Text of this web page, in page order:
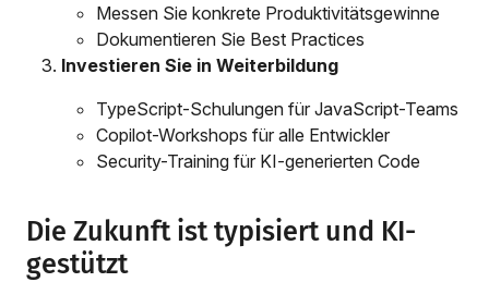
Messen Sie konkrete Produktivitätsgewinne
Dokumentieren Sie Best Practices
Investieren Sie in Weiterbildung
TypeScript-Schulungen für JavaScript-Teams
Copilot-Workshops für alle Entwickler
Security-Training für KI-generierten Code
Die Zukunft ist typisiert und KI-
gestützt